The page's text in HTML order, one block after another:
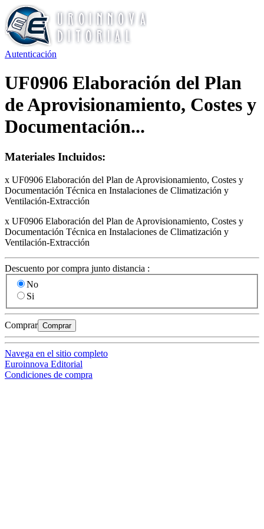
Autenticación
UF0906 Elaboración del Plan
de Aprovisionamiento, Costes y
Documentación...
Materiales Incluidos:
x UF0906 Elaboración del Plan de Aprovisionamiento, Costes y
Documentación Técnica en Instalaciones de Climatización y
Ventilación-Extracción
x UF0906 Elaboración del Plan de Aprovisionamiento, Costes y
Documentación Técnica en Instalaciones de Climatización y
Ventilación-Extracción
Descuento por compra junto distancia :
No
Si
Comprar Comprar
Navega en el sitio completo
Euroinnova Editorial
Condiciones de compra